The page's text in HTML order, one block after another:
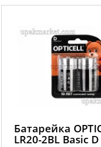
Батарейка
LR20-2BL Basic D